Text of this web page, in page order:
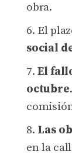
obra.
El
social
El
octubre
Las
en la